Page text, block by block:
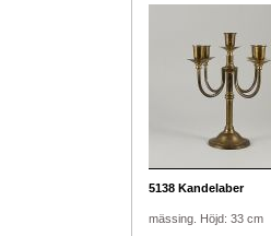
5138Kandelaber
mässing. Höjd: 33 cm